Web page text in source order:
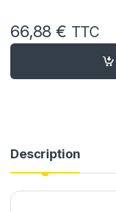
66,88 € TTC
quantité de Chassis
Description